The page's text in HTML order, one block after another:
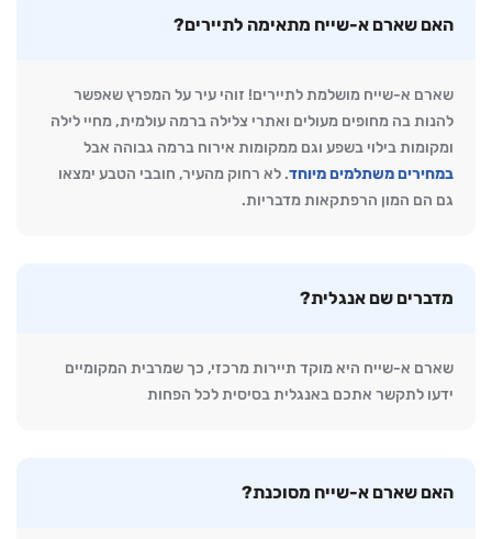
האם שארם א-שייח מתאימה לתיירים?
שארם א-שייח מושלמת לתיירים! זוהי עיר על המפרץ שאפשר
להנות בה מחופים מעולים ואתרי צלילה ברמה עולמית, מחיי לילה
ומקומות בילוי בשפע וגם ממקומות אירוח ברמה גבוהה אבל
במחירים משתלמים מיוחד. לא רחוק מהעיר, חובבי הטבע ימצאו
גם הם המון הרפתקאות מדבריות.
מדברים שם אנגלית?
שארם א-שייח היא מוקד תיירות מרכזי, כך שמרבית המקומיים
ידעו לתקשר אתכם באנגלית בסיסית לכל הפחות
האם שארם א-שייח מסוכנת?